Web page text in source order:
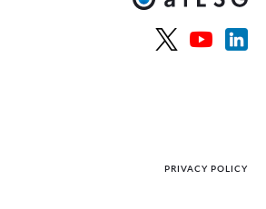
PRIVACY POLICY